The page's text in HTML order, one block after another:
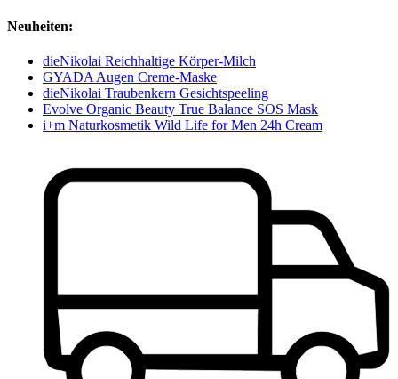
Neuheiten:
dieNikolai Reichhaltige Körper-Milch
GYADA Augen Creme-Maske
dieNikolai Traubenkern Gesichtspeeling
Evolve Organic Beauty True Balance SOS Mask
i+m Naturkosmetik Wild Life for Men 24h Cream